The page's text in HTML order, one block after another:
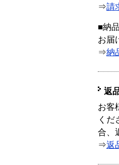
⇒請
■納
お届
⇒納
返
お客
くだ
合、
⇒返